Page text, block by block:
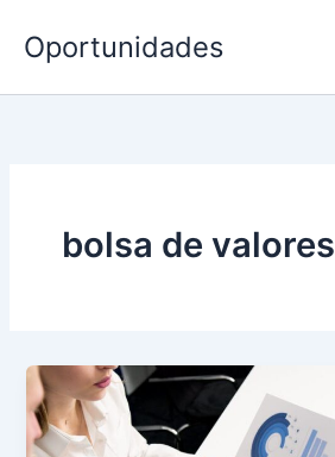
para
conteúdo
Oportunidades
bolsa de valores